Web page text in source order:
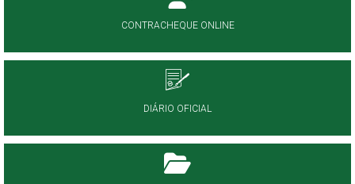
CONTRACHEQUE ONLINE
DIÁRIO OFICIAL